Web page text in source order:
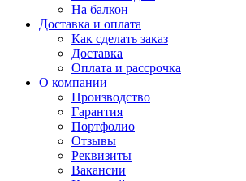
На балкон
Доставка и оплата
Как сделать заказ
Доставка
Оплата и рассрочка
О компании
Производство
Гарантия
Портфолио
Отзывы
Реквизиты
Вакансии